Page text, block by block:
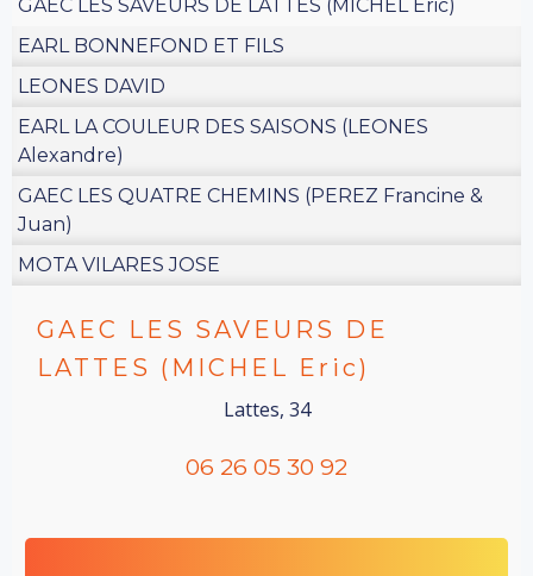
GAEC LES SAVEURS DE LATTES (MICHEL Eric)
EARL BONNEFOND ET FILS
LEONES DAVID
EARL LA COULEUR DES SAISONS (LEONES
Alexandre)
GAEC LES QUATRE CHEMINS (PEREZ Francine &
Juan)
MOTA VILARES JOSE
GAEC LES SAVEURS DE
LATTES (MICHEL Eric)
Lattes, 34
06 26 05 30 92